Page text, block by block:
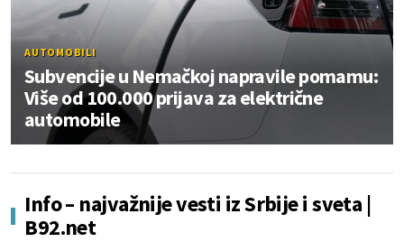
AUTOMOBILI
Subvencije u Nemačkoj napravile pomamu:
Više od 100.000 prijava za električne
automobile
Info – najvažnije vesti iz Srbije i sveta |
B92.net